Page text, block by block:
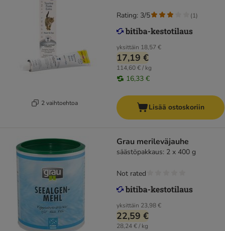
2 vaihtoehtoa
yksittäin 18,57 €
17,19 €
114,60 € / kg
16,33 €
Rating: 3/5 (1)
Lisää ostoskoriin
Grau merileväjauhe
säästöpakkaus: 2 x 400 g
yksittäin 23,98 €
22,59 €
28,24 € / kg
Not rated